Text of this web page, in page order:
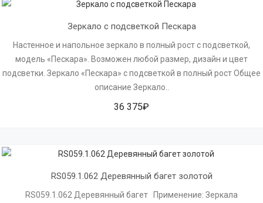
Зеркало с подсветкой Пескара
Настенное и напольное зеркало в полный рост с подсветкой,
модель «Пескара». Возможен любой размер, дизайн и цвет
подсветки. Зеркало «Пескара» с подсветкой в полный рост Общее
описание Зеркало..
36 375₽
RS059.1.062 Деревянный багет золотой
RS059.1.062 Деревянный багет Применение: Зеркала